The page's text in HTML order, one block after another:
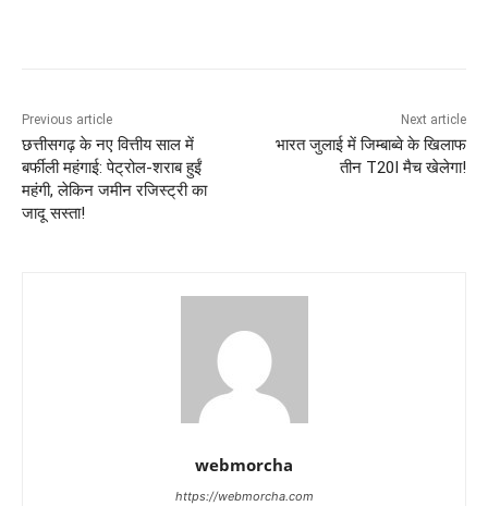
Previous article
छत्तीसगढ़ के नए वित्तीय साल में
बर्फीली महंगाई: पेट्रोल-शराब हुईं
महंगी, लेकिन जमीन रजिस्ट्री का
जादू सस्ता!
Next article
भारत जुलाई में जिम्बाब्वे के खिलाफ
तीन T20I मैच खेलेगा!
webmorcha
https://webmorcha.com